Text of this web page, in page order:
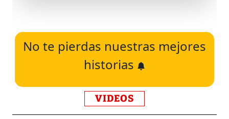
No te pierdas nuestras mejores
historias
VIDEOS